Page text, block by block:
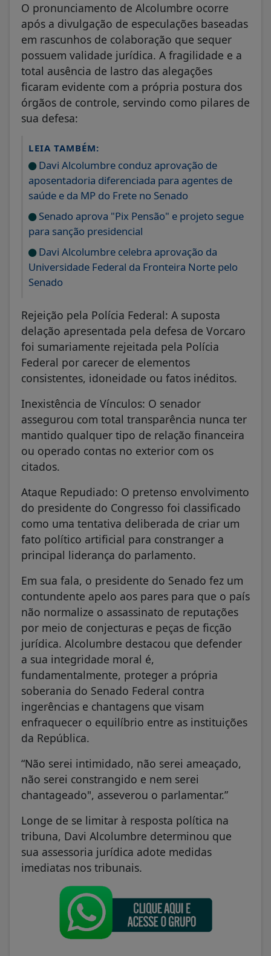
O pronunciamento de Alcolumbre ocorre
após a divulgação de especulações baseadas
em rascunhos de colaboração que sequer
possuem validade jurídica. A fragilidade e a
total ausência de lastro das alegações
ficaram evidente com a própria postura dos
órgãos de controle, servindo como pilares de
sua defesa:
LEIA TAMBÉM:
Davi Alcolumbre conduz aprovação de
aposentadoria diferenciada para agentes de
saúde e da MP do Frete no Senado
Senado aprova "Pix Pensão" e projeto segue
para sanção presidencial
Davi Alcolumbre celebra aprovação da
Universidade Federal da Fronteira Norte pelo
Senado
Rejeição pela Polícia Federal: A suposta
delação apresentada pela defesa de Vorcaro
foi sumariamente rejeitada pela Polícia
Federal por carecer de elementos
consistentes, idoneidade ou fatos inéditos.
Inexistência de Vínculos: O senador
assegurou com total transparência nunca ter
mantido qualquer tipo de relação financeira
ou operado contas no exterior com os
citados.
Ataque Repudiado: O pretenso envolvimento
do presidente do Congresso foi classificado
como uma tentativa deliberada de criar um
fato político artificial para constranger a
principal liderança do parlamento.
Em sua fala, o presidente do Senado fez um
contundente apelo aos pares para que o país
não normalize o assassinato de reputações
por meio de conjecturas e peças de ficção
jurídica. Alcolumbre destacou que defender
a sua integridade moral é,
fundamentalmente, proteger a própria
soberania do Senado Federal contra
ingerências e chantagens que visam
enfraquecer o equilíbrio entre as instituições
da República.
“Não serei intimidado, não serei ameaçado,
não serei constrangido e nem serei
chantageado", asseverou o parlamentar.”
Longe de se limitar à resposta política na
tribuna, Davi Alcolumbre determinou que
sua assessoria jurídica adote medidas
imediatas nos tribunais.